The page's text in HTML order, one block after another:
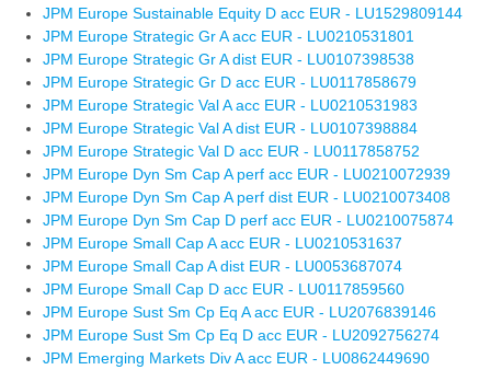
JPM Europe Sustainable Equity D acc EUR - LU1529809144
JPM Europe Strategic Gr A acc EUR - LU0210531801
JPM Europe Strategic Gr A dist EUR - LU0107398538
JPM Europe Strategic Gr D acc EUR - LU0117858679
JPM Europe Strategic Val A acc EUR - LU0210531983
JPM Europe Strategic Val A dist EUR - LU0107398884
JPM Europe Strategic Val D acc EUR - LU0117858752
JPM Europe Dyn Sm Cap A perf acc EUR - LU0210072939
JPM Europe Dyn Sm Cap A perf dist EUR - LU0210073408
JPM Europe Dyn Sm Cap D perf acc EUR - LU0210075874
JPM Europe Small Cap A acc EUR - LU0210531637
JPM Europe Small Cap A dist EUR - LU0053687074
JPM Europe Small Cap D acc EUR - LU0117859560
JPM Europe Sust Sm Cp Eq A acc EUR - LU2076839146
JPM Europe Sust Sm Cp Eq D acc EUR - LU2092756274
JPM Emerging Markets Div A acc EUR - LU0862449690